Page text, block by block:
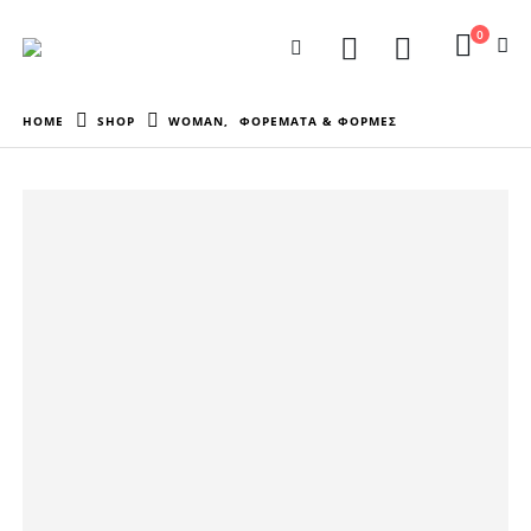
0
HOME SHOP WOMAN, ΦΟΡΕΜΑΤΑ & ΦΟΡΜΕΣ